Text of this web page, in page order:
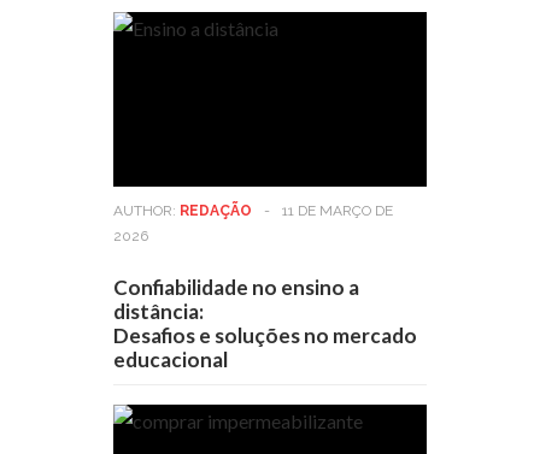
AUTHOR: REDAÇÃO -
11 DE MARÇO DE
2026
Confiabilidade no ensino a
distância:
Desafios e soluções no mercado
educacional